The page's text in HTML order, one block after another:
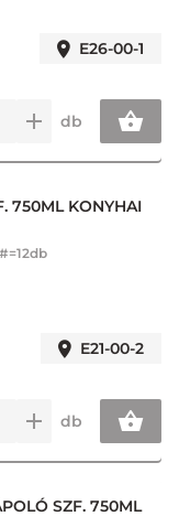
E26-00-1
db
750ML KONYHAI
E21-00-2
db
SZF. 750ML